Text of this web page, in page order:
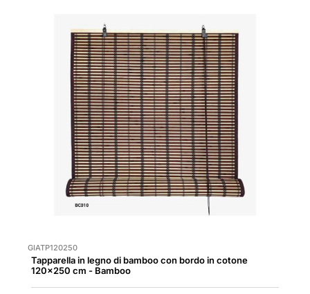
GIATP120250
Tapparella in legno di bamboo con bordo in cotone
120x250 cm - Bamboo